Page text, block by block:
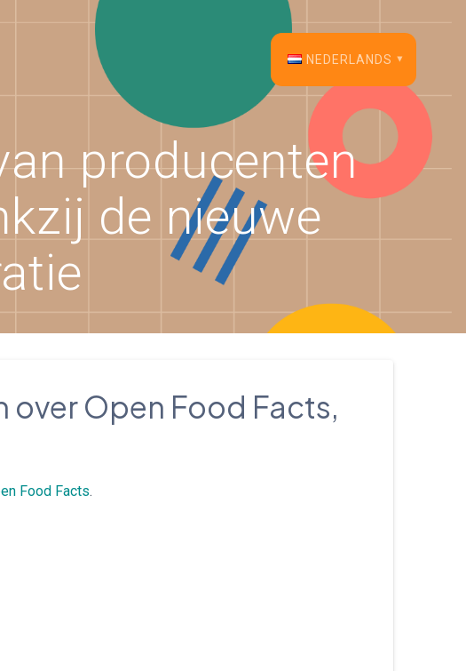
NEDERLANDS
English
Français
Español
Dansk
עברית
producenten
de nieuwe
Open Food Facts,
Food Facts.